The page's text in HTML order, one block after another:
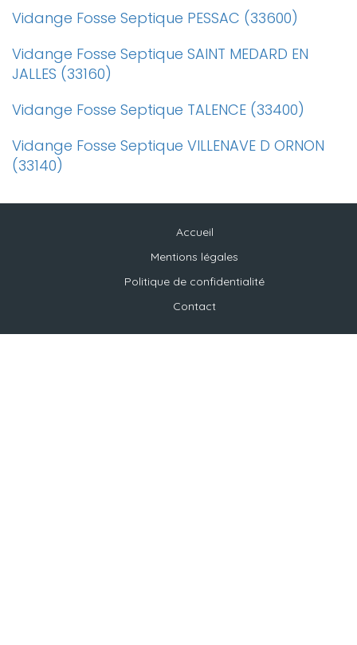
Vidange Fosse Septique PESSAC (33600)
Vidange Fosse Septique SAINT MEDARD EN
JALLES (33160)
Vidange Fosse Septique TALENCE (33400)
Vidange Fosse Septique VILLENAVE D ORNON
(33140)
Accueil
Mentions légales
Politique de confidentialité
Contact